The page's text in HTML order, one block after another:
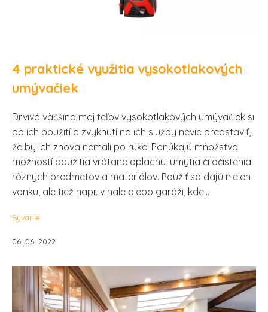
4 praktické využitia vysokotlakových
umývačiek
Drvivá väčšina majiteľov vysokotlakových umývačiek si
po ich použití a zvyknutí na ich služby nevie predstaviť,
že by ich znova nemali po ruke. Ponúkajú množstvo
možností použitia vrátane oplachu, umytia či očistenia
rôznych predmetov a materiálov. Použiť sa dajú nielen
vonku, ale tiež napr. v hale alebo garáži, kde...
Bývanie
06. 06. 2022